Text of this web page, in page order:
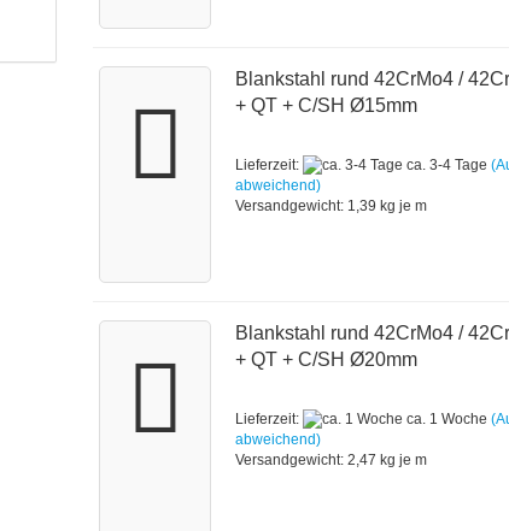
Blankstahl rund 42CrMo4 /
+ QT + C/SH Ø15mm
Lieferzeit: ca. 3-4 Tage
abweichend)
Versandgewicht: 1,39 kg je m
Blankstahl rund 42CrMo4 /
+ QT + C/SH Ø20mm
Lieferzeit: ca. 1 Woche
abweichend)
Versandgewicht:2,47 kg je m